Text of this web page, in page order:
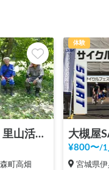
お土産付き！里山活動体験
町高畑
体験
¥800〜/1
宮城県伊